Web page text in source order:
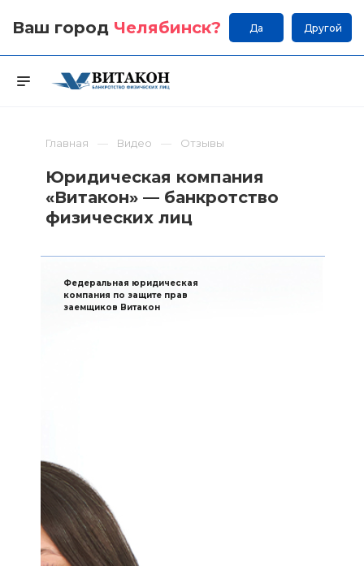
Ваш город Челябинск? Да Другой
Главная Видео Отзывы
Юридическая компания
«Витакон» — банкротство
физических лиц
Федеральная юридическая
компания по защите прав
заемщиков Витакон